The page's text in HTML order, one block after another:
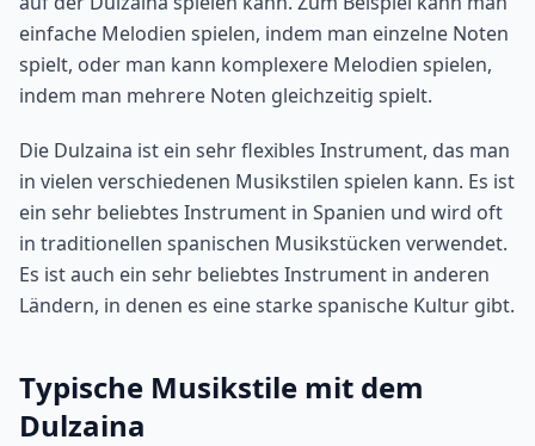
einfache Melodien spielen, indem man einzelne Noten
spielt, oder man kann komplexere Melodien spielen,
indem man mehrere Noten gleichzeitig spielt.
Die Dulzaina ist ein sehr flexibles Instrument, das man
in vielen verschiedenen Musikstilen spielen kann. Es ist
ein sehr beliebtes Instrument in Spanien und wird oft
in traditionellen spanischen Musikstücken verwendet.
Es ist auch ein sehr beliebtes Instrument in anderen
Ländern, in denen es eine starke spanische Kultur gibt.
Typische Musikstile mit dem
Dulzaina